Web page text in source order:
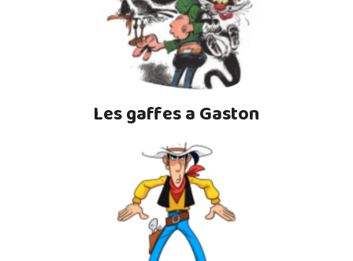
Les gaffes a Gaston